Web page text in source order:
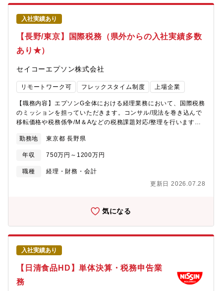
求められております。以前は、独自開発した技術を中心に、開発
から販売まで一貫して自社で行う垂直統合型が中心でしたが、現
在は、他の技術と融合して新たな価値を生み出す等の「共創」を
進めております。M＆Aやリサイクル等の新規環境ビジネスを打ち
出していく際には課題がつきもので、それぞれの課題を解決して
いかないと、新規のビジネスを生み出すことができません。こう
ていく方針です。課題について会計士や顧問の方とすり合わせを
行い、部門と調整を行うことは勿論ですが、課題に対して幅広い
守備範囲を持ち、社内外の関係者を巻き込みながら課題を解決い
す。【本ポジションの魅力】・国際税務の経験を生かし、ビジネ
ス（事業）と密接に連携した活躍を期待できます。・制度会計業
務だけでなく、ファイナンス業務や事業管理業務（事業により近
い位置でのマネジメントサポート）など幅広いローテーション枠
ンス責任者など、海外赴任のチャンスがあります。 ・企業の持続
関われる可能性があります。 ・職場には中途入社の方も多く、キ
ャリアの違いを気にすることなく安心して働くことができます。
社の魅力・特徴/長野県のくらし】 住みやすいランキングトップレ
ます。子育てをする環境としてはベストな地域です。長野県は住
外から入社して来られる方が多くいらっしゃいます。世界売上比
率約8割程度を誇り、長い歴史をもつ同社は長野県から誕生してお
り、その歴史と文化を非常に大切にしていらっしゃいます。
入社実績あり
【長野/東京】国際税務（県外からの入社実績多数
あり★）
セイコーエプソン株式会社
リモートワーク可 フレックスタイム制度 上場企業
【職務内容】エプソンG全体における経理業務において、国際税務
のミッションを担っていただきます。コンサル/現法を巻き込んで
移転価格や税務係争/M＆Aなどの税務課題対応/整理を行います。■
対応業務全般■事業課題(海外現法との役務提供・費用負担・商流
変更等)に対する税務論点の整理■M&Aなど組織再編における税務
論点の整理■海外子会社の税務論点（税務係争や利益管理等）の整
理サポート・指導【募集背景】業種・業態別にお客様の生産性向
当社。財務経理部では、ともに事業を推進し、より良い社会の実
基づいて決算を開示していくことが主なミッションにはなります
が、昨今IFRSとは違った非財務情報のルールが新しく出始めてい
ることもあり、投資家に対してより専門的でグローバルな対応が
求められております。以前は、独自開発した技術を中心に、開発
から販売まで一貫して自社で行う垂直統合型が中心でしたが、現
在は、他の技術と融合して新たな価値を生み出す等の「共創」を
進めております。M＆Aやリサイクル等の新規環境ビジネスを打ち
出していく際には課題がつきもので、それぞれの課題を解決して
いかないと、新規のビジネスを生み出すことができません。こう
勤務地 東京都 長野県
年収 750万円～1200万円
職種
経理・財務・会計
更新日 2026.07.28
気になる
入社実績あり
【日清食品HD】単体決算・税務申告業
務